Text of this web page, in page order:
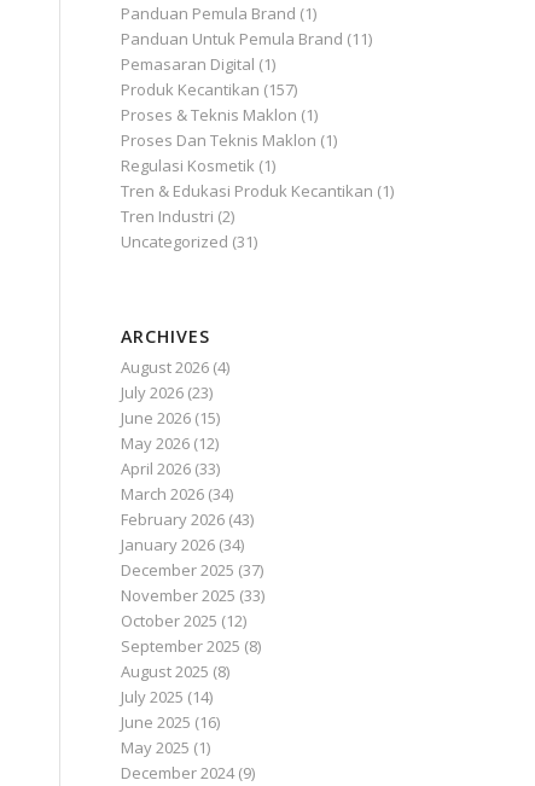
Panduan Pemula Brand (1)
Panduan Untuk Pemula Brand (11)
Pemasaran Digital (1)
Produk Kecantikan (157)
Proses & Teknis Maklon (1)
Proses Dan Teknis Maklon (1)
Regulasi Kosmetik (1)
Tren & Edukasi Produk Kecantikan (1)
Tren Industri (2)
Uncategorized (31)
ARCHIVES
August 2026 (4)
July 2026 (23)
June 2026 (15)
May 2026 (12)
April 2026 (33)
March 2026 (34)
February 2026 (43)
January 2026 (34)
December 2025 (37)
November 2025 (33)
October 2025 (12)
September 2025 (8)
August 2025 (8)
July 2025 (14)
June 2025 (16)
May 2025 (1)
December 2024(9)